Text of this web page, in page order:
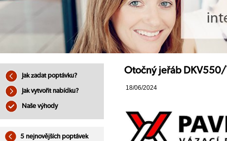
Jak zadat poptávku?
Jak vytvořit nabídku?
Naše výhody
5 nejnovějších poptávek
Otočný jeřáb DKV550/
18/06/2024